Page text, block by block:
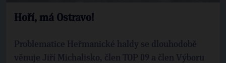
Hoří, má Ostravo!
Problematice Heřmanické haldy se dlouhodobě
věnuje Jiří Michalisko, člen TOP 09 a člen Výboru